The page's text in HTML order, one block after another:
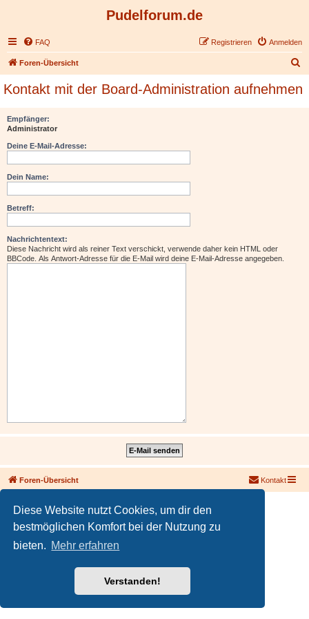
Diese Website nutzt Cookies, um dir den
bestmöglichen Komfort bei der Nutzung zu
bieten. Mehr erfahren
Verstanden!
Pudelforum.de
FAQ Anmelden
Registrieren
Foren-Übersicht
c
Kontakt mit der Board-Administration aufnehmen
Empfänger:
Administrator
Deine E-Mail-Adresse:
Dein Name:
Betreff:
Nachrichtentext:
Diese Nachricht wird als reiner Text verschickt, verwende daher kein HTML oder
BBCode. Als Antwort-Adresse für die E-Mail wird deine E-Mail-Adresse angegeben.
Foren-Übersicht Kontakt
Deutsche Übersetzung durch phpBB.de
PRIVACY_LINK|TERMS_LINK